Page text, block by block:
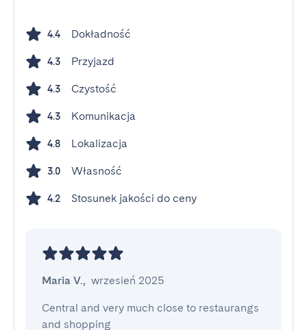
4.4 Dokładność
4.3 Przyjazd
4.3 Czystość
4.3 Komunikacja
4.8 Lokalizacja
3.0 Własność
4.2 Stosunek jakości do ceny
Maria V., wrzesień 2025
Central and very much close to restaurangs
and shopping